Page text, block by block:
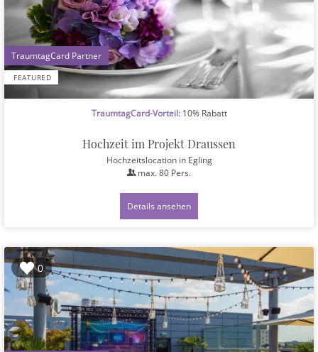
FEATURED
1
TraumtagCard-Vorteil:10% Rabatt
Hochzeit im Projekt Draussen
Hochzeitslocation in Egling
max. 80 Pers.
Details ansehen
0